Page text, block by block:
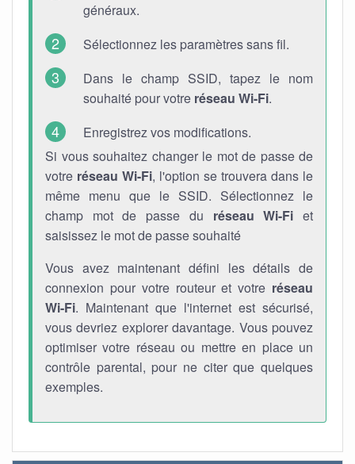
généraux.
Sélectionnez les paramètres sans fil.
Dans le champ SSID, tapez le nom
souhaité pour votre réseau Wi-Fi.
Enregistrez vos modifications.
Si vous souhaitez changer le mot de passe de
votre réseau Wi-Fi, l'option se trouvera dans le
même menu que le SSID. Sélectionnez le
champ mot de passe du réseau Wi-Fi et
saisissez le mot de passe souhaité
Vous avez maintenant défini les détails de
connexion pour votre routeur et votre réseau
Wi-Fi. Maintenant que l'internet est sécurisé,
vous devriez explorer davantage. Vous pouvez
optimiser votre réseau ou mettre en place un
contrôle parental, pour ne citer que quelques
exemples.